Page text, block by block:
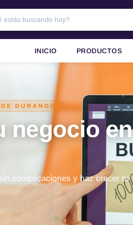
INICIO PRODUCTOS
DURANGO
negocio en
complicaciones y haz crecer tu